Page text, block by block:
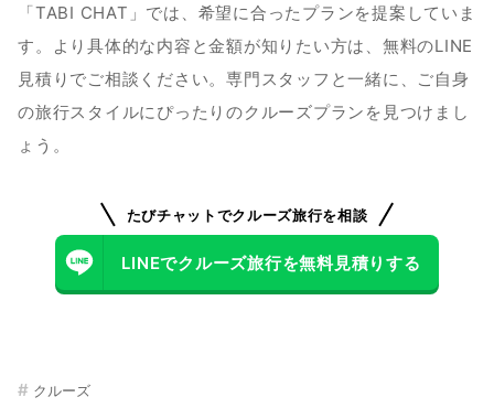
「TABI CHAT」では、希望に合ったプランを提案していま
す。より具体的な内容と金額が知りたい方は、無料のLINE
見積りでご相談ください。専門スタッフと一緒に、ご自身
の旅行スタイルにぴったりのクルーズプランを見つけまし
ょう。
たびチャットでクルーズ旅行を相談
LINEでクルーズ旅行を無料見積りする
# クルーズ